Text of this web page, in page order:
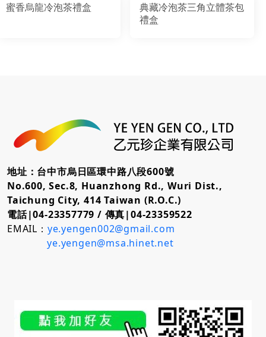
蜜香烏龍冷泡茶禮盒
典藏冷泡茶三角立體茶包
禮盒
地址：台中市烏日區環中路八段600號
No.600, Sec.8, Huanzhong Rd., Wuri Dist.,
Taichung City, 414 Taiwan (R.O.C.)
電話|04-23357779 / 傳真|04-23359522
EMAIL： ye.yengen002@gmail.com
ye.yengen@msa.hinet.net